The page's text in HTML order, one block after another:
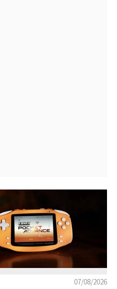
07/08/2026